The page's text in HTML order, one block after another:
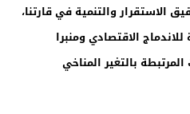
الاستقرار والتنمية في قارتنا،
الاقتصادي ومنبرا
بالتغير المناخي